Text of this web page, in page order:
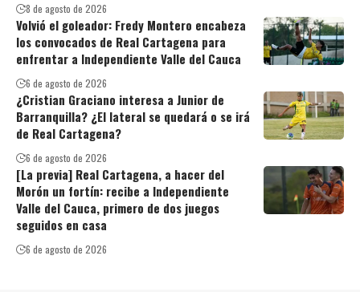
8 de agosto de 2026
Volvió el goleador: Fredy Montero encabeza
los convocados de Real Cartagena para
enfrentar a Independiente Valle del Cauca
6 de agosto de 2026
¿Cristian Graciano interesa a Junior de
Barranquilla? ¿El lateral se quedará o se irá
de Real Cartagena?
6 de agosto de 2026
[La previa] Real Cartagena, a hacer del
Morón un fortín: recibe a Independiente
Valle del Cauca, primero de dos juegos
seguidos en casa
6 de agosto de 2026